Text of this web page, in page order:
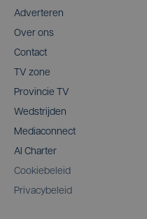
Adverteren
Over ons
Contact
TV zone
Provincie TV
Wedstrijden
Mediaconnect
AI Charter
Cookiebeleid
Privacybeleid